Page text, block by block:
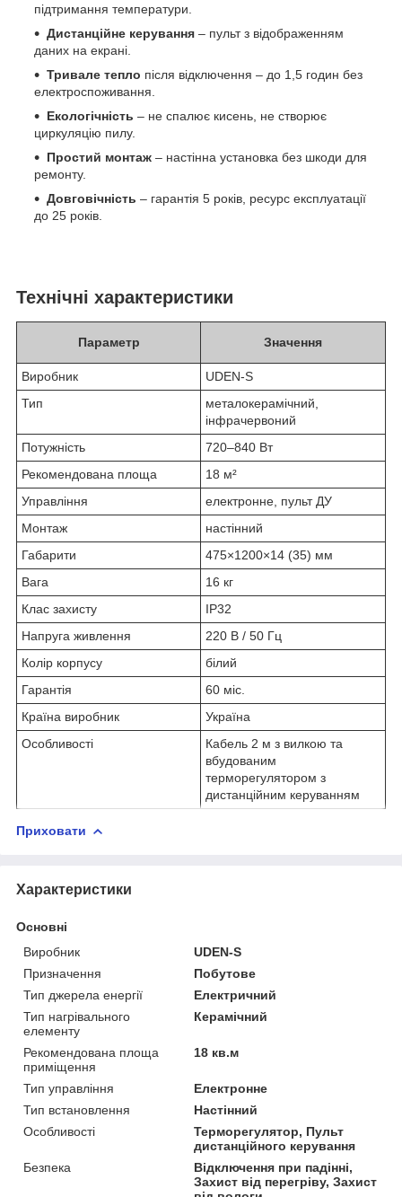
підтримання температури.
Дистанційне керування – пульт з відображенням
даних на екрані.
Тривале тепло після відключення – до 1,5 годин без
електроспоживання.
Екологічність – не спалює кисень, не створює
циркуляцію пилу.
Простий монтаж – настінна установка без шкоди для
ремонту.
Довговічність – гарантія 5 років, ресурс експлуатації
до 25 років.
Технічні характеристики
Параметр Значення
Виробник
UDEN-S
Тип
металокерамічний,
інфрачервоний
Потужність
720–840 Вт
Рекомендована площа
18 м²
Управління
електронне, пульт ДУ
Монтаж
настінний
Габарити
475×1200×14 (35) мм
Вага
16 кг
Клас захисту
IP32
Напруга живлення
220 В / 50 Гц
Колір корпусу
білий
Гарантія
60 міс.
Країна виробник
Україна
Особливості
Кабель 2 м з вилкою та
вбудованим
терморегулятором з
дистанційним керуванням
Приховати
Характеристики
Основні
Виробник
UDEN-S
Призначення
Побутове
Тип джерела енергії
Електричний
Тип нагрівального
елементу
Керамічний
Рекомендована площа
приміщення
18 кв.м
Тип управління
Електронне
Тип встановлення
Настінний
Особливості
Терморегулятор, Пульт
дистанційного керування
Безпека
Відключення при падінні,
Захист від перегріву, Захист